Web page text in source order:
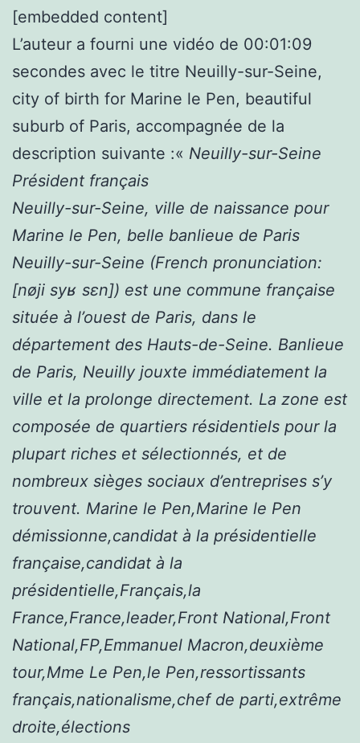
[embedded content]
L’auteur a fourni une vidéo de 00:01:09
secondes avec le titre Neuilly-sur-Seine,
city of birth for Marine le Pen, beautiful
suburb of Paris, accompagnée de la
description suivante :« Neuilly-sur-Seine
Président français
Neuilly-sur-Seine, ville de naissance pour
Marine le Pen, belle banlieue de Paris
Neuilly-sur-Seine (French pronunciation: ​
[nøji syʁ sɛn]) est une commune française
située à l’ouest de Paris, dans le
département des Hauts-de-Seine. Banlieue
de Paris, Neuilly jouxte immédiatement la
ville et la prolonge directement. La zone est
composée de quartiers résidentiels pour la
plupart riches et sélectionnés, et de
nombreux sièges sociaux d’entreprises s’y
trouvent. Marine le Pen,Marine le Pen
démissionne,candidat à la présidentielle
française,candidat à la
présidentielle,Français,la
France,France,leader,Front National,Front
National,FP,Emmanuel Macron,deuxième
tour,Mme Le Pen,le Pen,ressortissants
français,nationalisme,chef de parti,extrême
droite,élections